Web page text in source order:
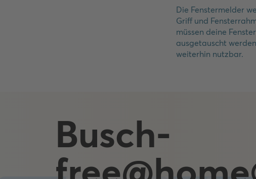
Die Fenstermelder
Griff und
müssen deine
ausgetauscht
weiterhin nutzbar.
Busch-